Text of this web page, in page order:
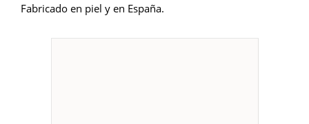
Fabricado en piel y en España.